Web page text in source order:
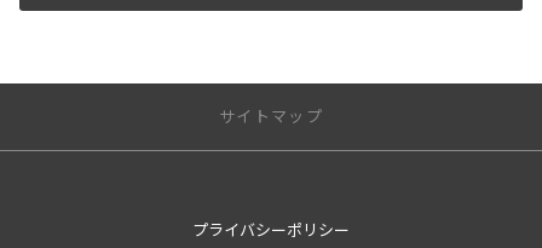
サイトマップ
プライバシーポリシー